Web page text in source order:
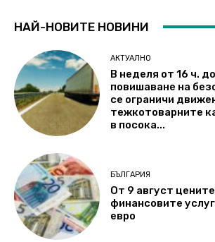
НАЙ-НОВИТЕ НОВИНИ
АКТУАЛНО
В неделя от 16 ч.
повишаване на
се ограничи
тежкотоварните
в посока...
БЪЛГАРИЯ
От 9 август
финансовите
евро